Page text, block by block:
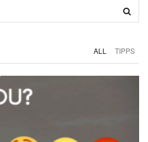
ALL TIPPS